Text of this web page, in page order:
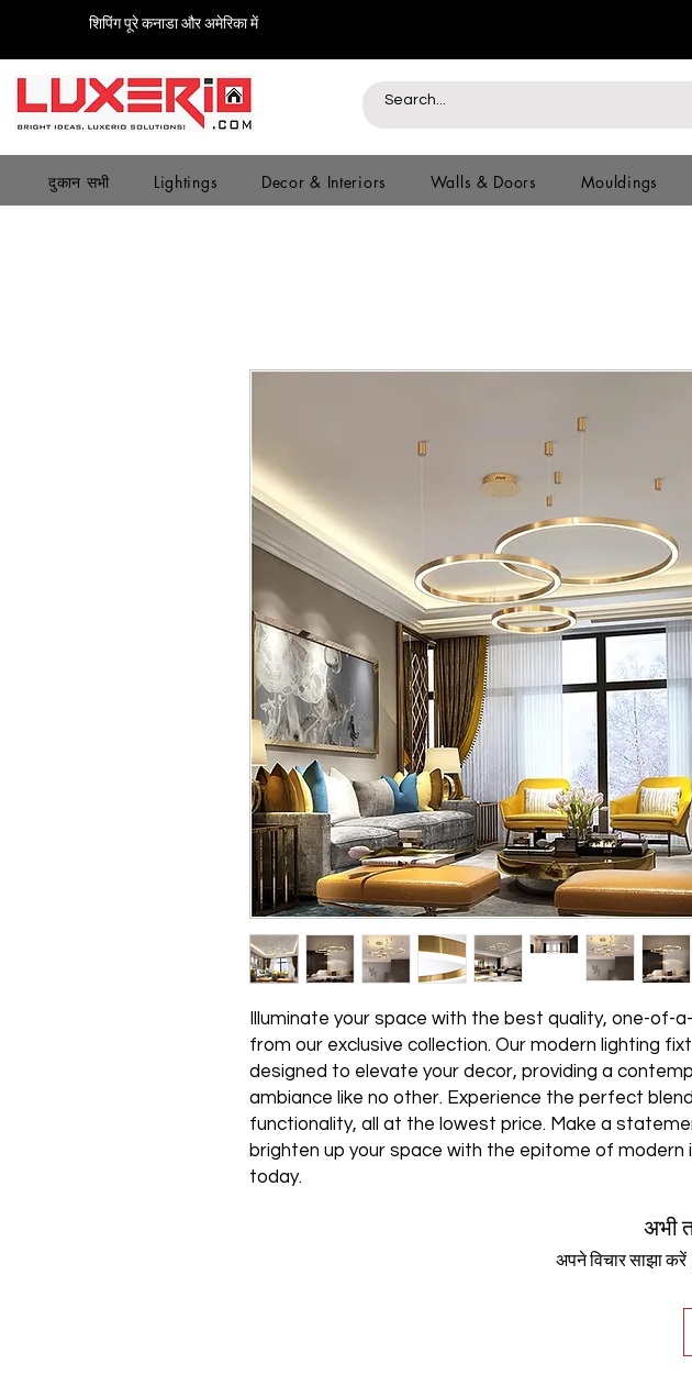
शिपिंग पूरे कनाडा और अमेरिका में
दुकान सभी Lightings Decor & Interiors Walls & Doors Mouldings
Illuminate your space with the best quality, one-of-
from our exclusive collection. Our modern lighting
designed to elevate your decor, providing a
ambiance like no other. Experience the perfect
functionality, all at the lowest price. Make a
brighten up your space with the epitome of modern
today.
अभी
अपने विचार साझा